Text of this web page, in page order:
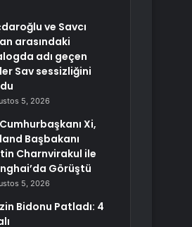
ve Savcı
arasındaki
adı geçen
Sav sessizliğini
5, 2026
Xi,
Başbakanı
Charnvirakul ile
Görüştü
5, 2026
Bidonu Patladı: 4